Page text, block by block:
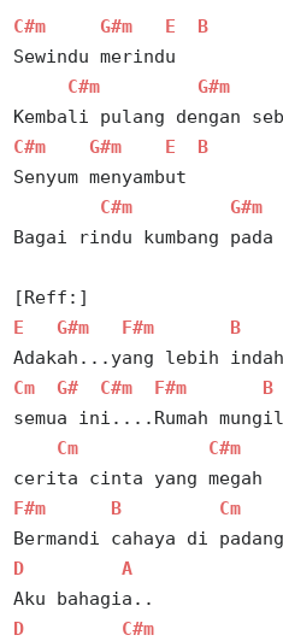
C#m G#m E
B
Sewindu merindu
C#m
G#m
Kembali pulang dengan
C#m
G#m E
B
Senyum menyambut
C#m
G#m
Bagai rindu kumbang
[Reff:]
E
G#m F#m
B
Adakah...yang lebih
Cm
G# C#m F#m
B
semua ini....Rumah
Cm
C#m
cerita cinta yang megah
F#m
B Cm
Bermandi cahaya di
D
A
Aku bahagia..
D
C#m